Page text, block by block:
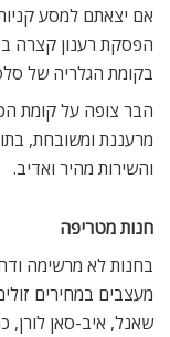
אם יצאתם למסע
הפסקת רענון קצרה
בקומת הגלריה של
הבר צופה על קומת
מרעננת ומשובחת,
והשירות מהיר ואדיב.
חנות מטריפה
בחנות לא מרשימה
מעצבים במחירים
שאנל, איב-סאן לורן,